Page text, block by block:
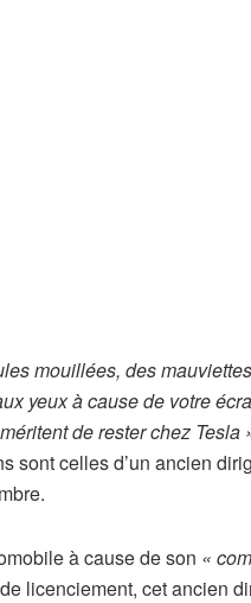
mouillées, des
yeux à cause de votre
de rester chez Tesla
sont celles d’un ancien
à cause de son «
licenciement, cet ancien